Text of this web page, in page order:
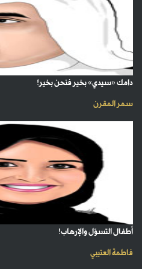
دامك «سيدي» بخير فنحن بخير!
سمر المقرن
أطفال التسوّل والإرهاب!
فاطمة العتيبي